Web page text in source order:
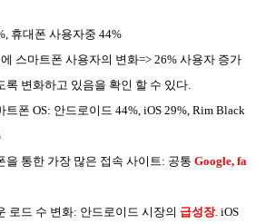
휴대폰 사용자중 44%
스마트폰 사용자의 변화=> 26% 사용자 증가
록 변화하고 있음을 확인 할 수 있다
트폰 OS: 안드로이드 44%, iOS 29%, Rim Black
을 통한 가장 많은 접속 사이트 : 공통 Google, fa
로드 수 변화: 안드로이드 시장의 급성장. iOS